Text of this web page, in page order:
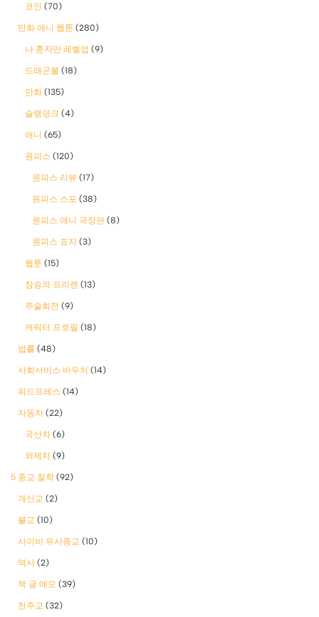
코인 (70)
만화 애니 웹툰 (280)
나 혼자만 레벨업 (9)
드래곤볼 (18)
만화 (135)
슬램덩크 (4)
애니 (65)
원피스 (120)
원피스 리뷰 (17)
원피스 스포 (38)
원피스 애니 극장판 (8)
원피스 표지 (3)
웹툰 (15)
장송의 프리렌 (13)
주술회전 (9)
캐릭터 프로필 (18)
법률 (48)
사회서비스 바우처 (14)
워드프레스 (14)
자동차 (22)
국산차 (6)
외제차 (9)
5 종교 철학 (92)
개신교 (2)
불교 (10)
사이비 유사종교 (10)
역사 (2)
책 글 메모 (39)
천주교 (32)